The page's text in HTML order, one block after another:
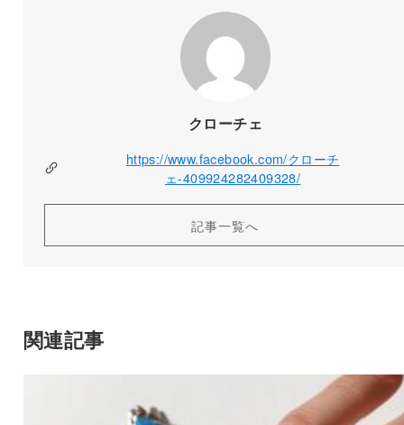
クローチェ
https://www.facebook.com/クローチ
ェ-409924282409328/
記事一覧へ
関連記事